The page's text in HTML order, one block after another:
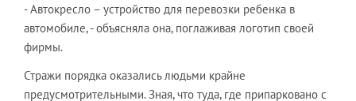
- Автокресло – устройство для перевозки ребенка в
автомобиле, - объясняла она, поглаживая логотип своей
фирмы.
Стражи порядка оказались людьми крайне
предусмотрительными. Зная, что туда, где припарковано с